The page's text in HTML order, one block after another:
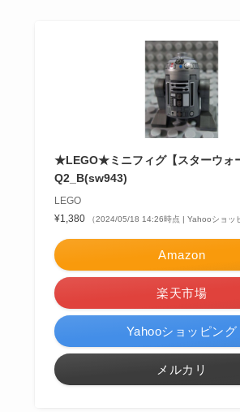
★LEGO★ミニフィグ【スターウォ
Q2_B(sw943)
LEGO
¥1,380
（2024/05/18 14:26時点 | Yahooショッ
Amazon
楽天市場
Yahooショッピング
メルカリ